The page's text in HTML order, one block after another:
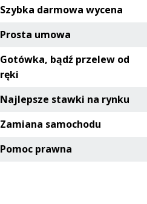
Szybka darmowa wycena
Prosta umowa
Gotówka, bądź przelew od
ręki
Najlepsze stawki na rynku
Zamiana samochodu
Pomoc prawna